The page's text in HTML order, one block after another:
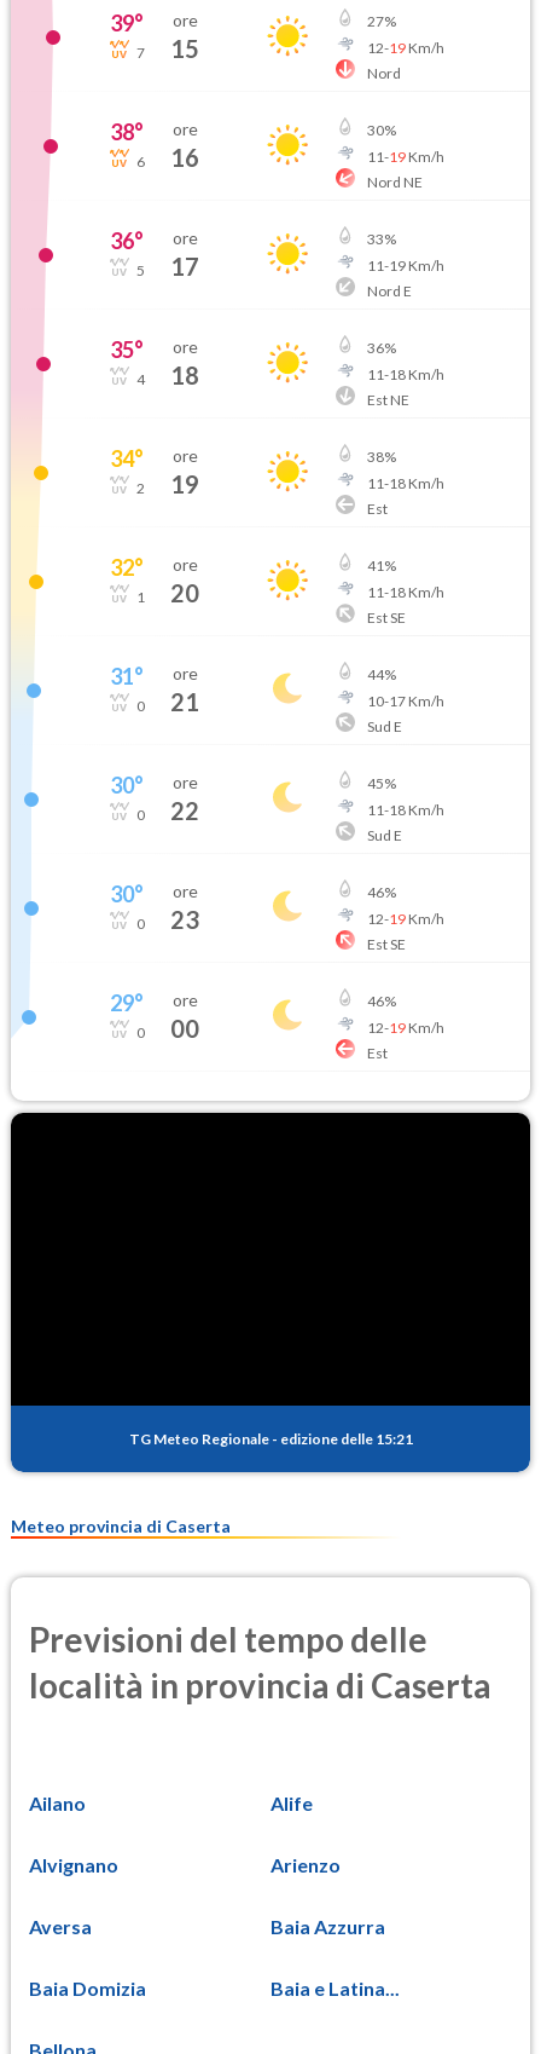
39°
7
ore
15
27%
12-19Km/h
Nord
38°
6
ore
16
30%
11-19Km/h
Nord NE
36°
5
ore
17
33%
11-19Km/h
Nord E
35°
4
ore
18
36%
11-18Km/h
Est NE
34°
2
ore
19
38%
11-18Km/h
Est
32°
1
ore
20
41%
11-18Km/h
Est SE
31°
0
ore
21
44%
10-17Km/h
Sud E
30°
0
ore
22
45%
11-18Km/h
Sud E
30°
0
ore
23
46%
12-19Km/h
Est SE
29°
0
ore
00
46%
12-19Km/h
Est
TG Meteo Regionale - edizione delle 15:21
Meteo provincia di Caserta
Previsioni del tempo delle
località in provincia di Caserta
Ailano Alife
Alvignano Arienzo
Aversa Baia Azzurra
Baia Domizia Baia e Latina...